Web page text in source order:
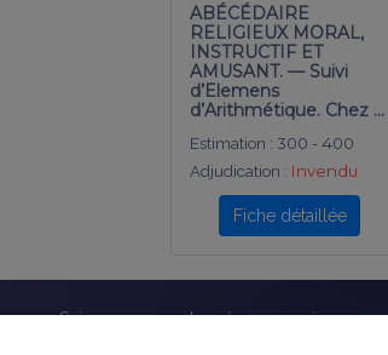
ABÉCÉDAIRE
RELIGIEUX MORAL,
INSTRUCTIF ET
AMUSANT. — Suivi
d’Elemens
d’Arithmétique. Chez …
Estimation : 300 - 400
Adjudication : Invendu
Fiche détaillée
Suivez-nous sur les réseaux sociaux